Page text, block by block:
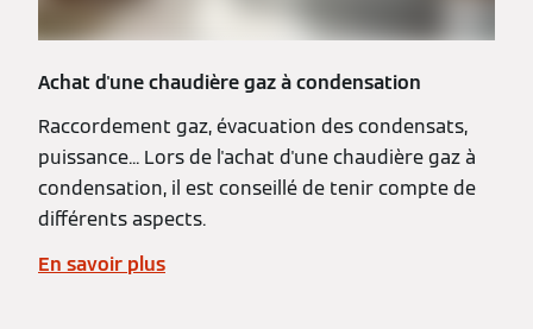
Achat d'une chaudière gaz à condensation
Raccordement gaz, évacuation des condensats,
puissance... Lors de l'achat d'une chaudière gaz à
condensation, il est conseillé de tenir compte de
différents aspects.
En savoir plus